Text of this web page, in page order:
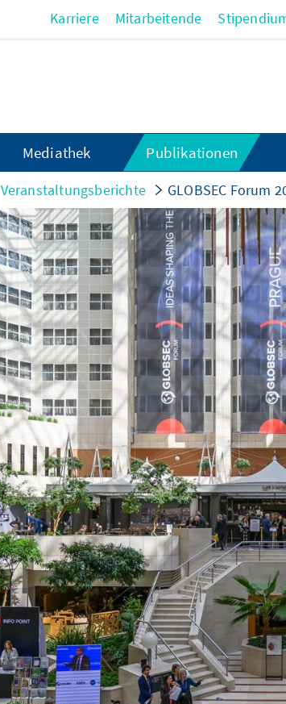
Karriere Mitarbeitende
Mediathek Publikationen
Veranstaltungsberichte GLOBSEC Forum